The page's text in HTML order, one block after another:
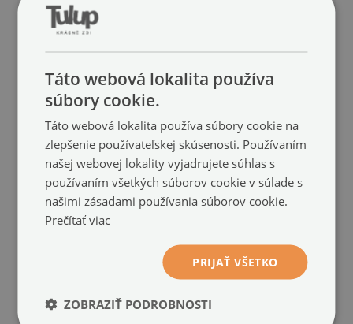
Samolepiaca fólia na sklo
Idylická dedinka
(#fmw-
00288845)
veľkosť: 50x100 cm
14.99 €
vitráž
Grafická mriežka
(#fmw-
00288844)
14.99 €
Táto webová lokalita používa
súbory cookie.
Táto webová lokalita používa súbory cookie na
zlepšenie používateľskej skúsenosti. Používaním
našej webovej lokality vyjadrujete súhlas s
používaním všetkých súborov cookie v súlade s
našimi zásadami používania súborov cookie.
Prečítať viac
PRIJAŤ VŠETKO
ZOBRAZIŤ PODROBNOSTI